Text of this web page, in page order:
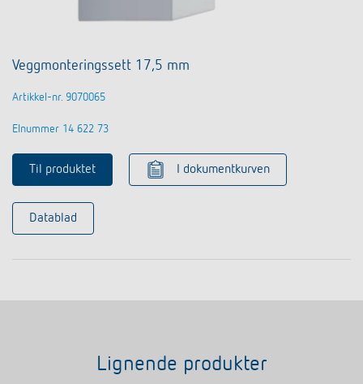
Veggmonteringssett 17,5 mm
Artikkel-nr. 9070065
Elnummer 14 622 73
Til produktet I dokumentkurven
Datablad
Lignende produkter